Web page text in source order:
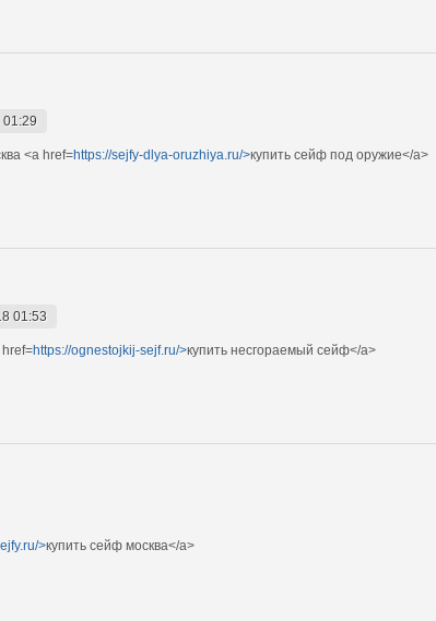
01:29
<a href=https://sejfy-dlya-oruzhiya.ru/>купить сейф под оружие</a>
01:53
https://ognestojkij-sejf.ru/>купить несгораемый сейф</a>
>купить сейф москва</a>